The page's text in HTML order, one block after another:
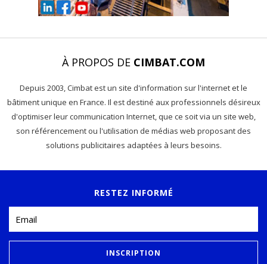
À PROPOS DE CIMBAT.COM
Depuis 2003, Cimbat est un site d'information sur l'internet et le
bâtiment unique en France. Il est destiné aux professionnels désireux
d'optimiser leur communication Internet, que ce soit via un site web,
son référencement ou l'utilisation de médias web proposant des
solutions publicitaires adaptées à leurs besoins.
RESTEZ INFORMÉ